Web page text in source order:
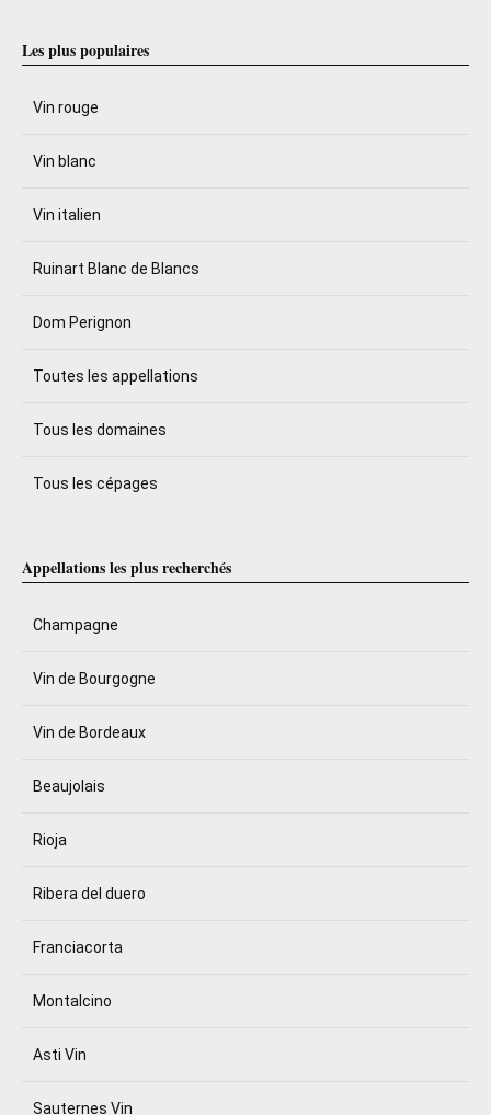
Les plus populaires
Vin rouge
Vin blanc
Vin italien
Ruinart Blanc de Blancs
Dom Perignon
Toutes les appellations
Tous les domaines
Tous les cépages
Appellations les plus recherchés
Champagne
Vin de Bourgogne
Vin de Bordeaux
Beaujolais
Rioja
Ribera del duero
Franciacorta
Montalcino
Asti Vin
Sauternes Vin